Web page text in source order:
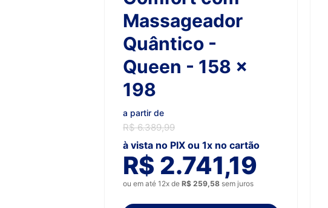
Massageador
Quântico -
Queen - 158 x
198
a partir de
R$ 6.389,99
à vista no PIX ou 1x no cartão
R$ 2.741,19
ou em até 12x de R$ 259,58 sem juros